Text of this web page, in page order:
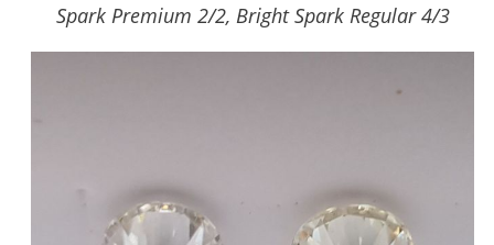
Spark Premium 2/2, Bright Spark Regular 4/3